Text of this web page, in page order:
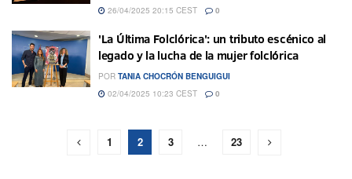
26/04/2025 20:15 CEST
0
'La Última Folclórica': un tributo escénico al
legado y la lucha de la mujer folclórica
POR TANIA CHOCRÓN BENGUIGUI
02/04/2025 10:23 CEST
0
1 2 3 … 23